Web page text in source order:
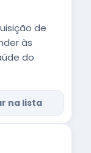
de
às
do
na lista